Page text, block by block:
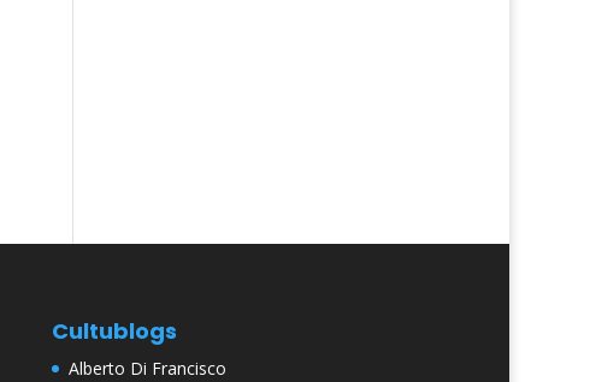
Cultublogs
Alberto Di Francisco